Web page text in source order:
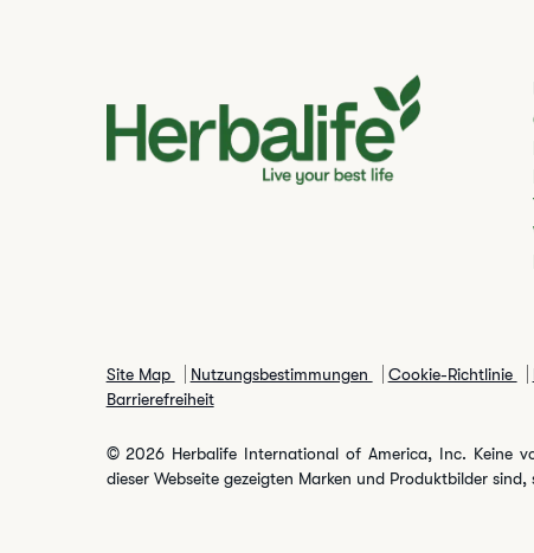
Site Map Nutzungsbestimmungen Cookie-Richtlinie
Barrierefreiheit
© 2026 Herbalife International of America, Inc. Keine
dieser Webseite gezeigten Marken und Produktbilder